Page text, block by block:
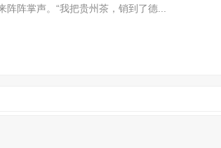
阵掌声。“我把贵州茶，销到了德...